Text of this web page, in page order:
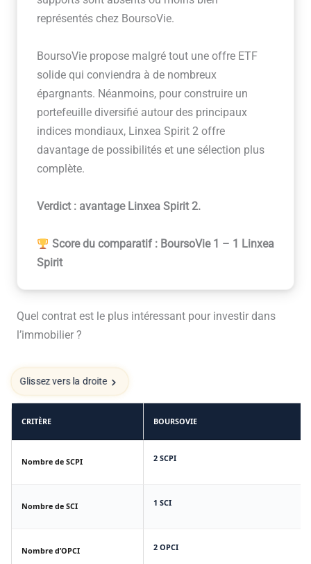
représentés chez BoursoVie.
BoursoVie propose malgré tout une offre ETF
solide qui conviendra à de nombreux
épargnants. Néanmoins, pour construire un
portefeuille diversifié autour des principaux
indices mondiaux, Linxea Spirit 2 offre
davantage de possibilités et une sélection plus
complète.
Verdict : avantage Linxea Spirit 2.
Score du comparatif : BoursoVie 1 – 1 Linxea
Spirit
Quel contrat est le plus intéressant pour investir dans
l’immobilier ?
Glissez vers la droite
CRITÈRE BOURSOVIE
Nombre de SCPI 2 SCPI
Nombre de SCI 1 SCI
Nombre d’OPCI 2 OPCI